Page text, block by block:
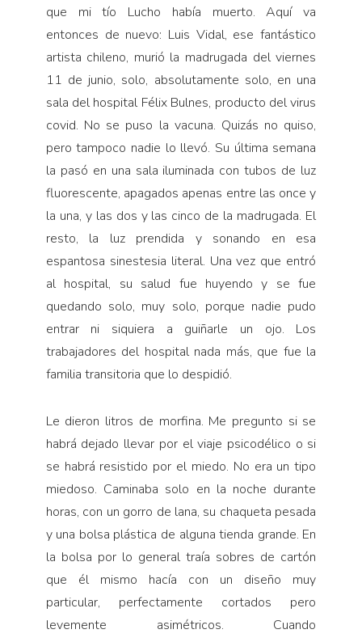
que mi tío Lucho había muerto. Aquí va
entonces de nuevo: Luis Vidal, ese fantástico
artista chileno, murió la madrugada del viernes
11 de junio, solo, absolutamente solo, en una
sala del hospital Félix Bulnes, producto del virus
covid. No se puso la vacuna. Quizás no quiso,
pero tampoco nadie lo llevó. Su última semana
la pasó en una sala iluminada con tubos de luz
fluorescente, apagados apenas entre las once y
la una, y las dos y las cinco de la madrugada. El
resto, la luz prendida y sonando en esa
espantosa sinestesia literal. Una vez que entró
al hospital, su salud fue huyendo y se fue
quedando solo, muy solo, porque nadie pudo
entrar ni siquiera a guiñarle un ojo. Los
trabajadores del hospital nada más, que fue la
familia transitoria que lo despidió.
Le dieron litros de morfina. Me pregunto si se
habrá dejado llevar por el viaje psicodélico o si
se habrá resistido por el miedo. No era un tipo
miedoso. Caminaba solo en la noche durante
horas, con un gorro de lana, su chaqueta pesada
y una bolsa plástica de alguna tienda grande. En
la bolsa por lo general traía sobres de cartón
que él mismo hacía con un diseño muy
particular, perfectamente cortados pero
levemente asimétricos. Cuando